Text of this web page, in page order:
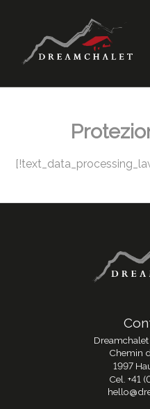
Chemin
1997
Cel. +41